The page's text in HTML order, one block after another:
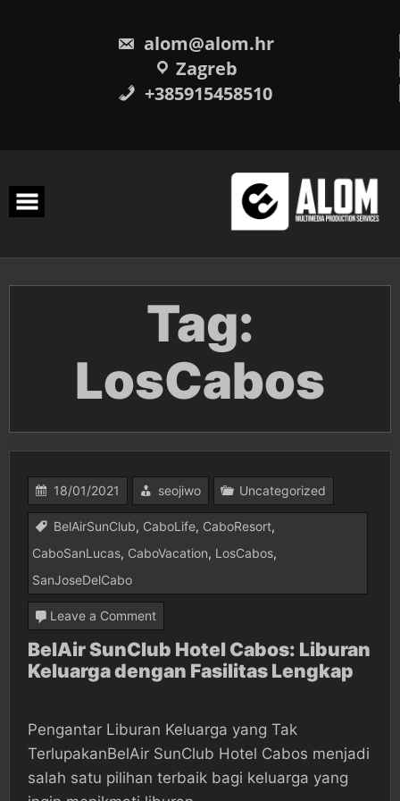
alom@alom.hr
Zagreb
+385915458510
Tag:
LosCabos
18/01/2021 seojiwo Uncategorized
BelAirSunClub, CaboLife, CaboResort,
CaboSanLucas, CaboVacation, LosCabos,
SanJoseDelCabo
Leave a Commenton
BelAir
SunClub
Cabos:
Liburan
Keluarga
BelAir SunClub Hotel Cabos: Liburan
Keluarga dengan Fasilitas Lengkap
Pengantar Liburan Keluarga yang Tak
TerlupakanBelAir SunClub Hotel Cabos menjadi
salah satu pilihan terbaik bagi keluarga yang